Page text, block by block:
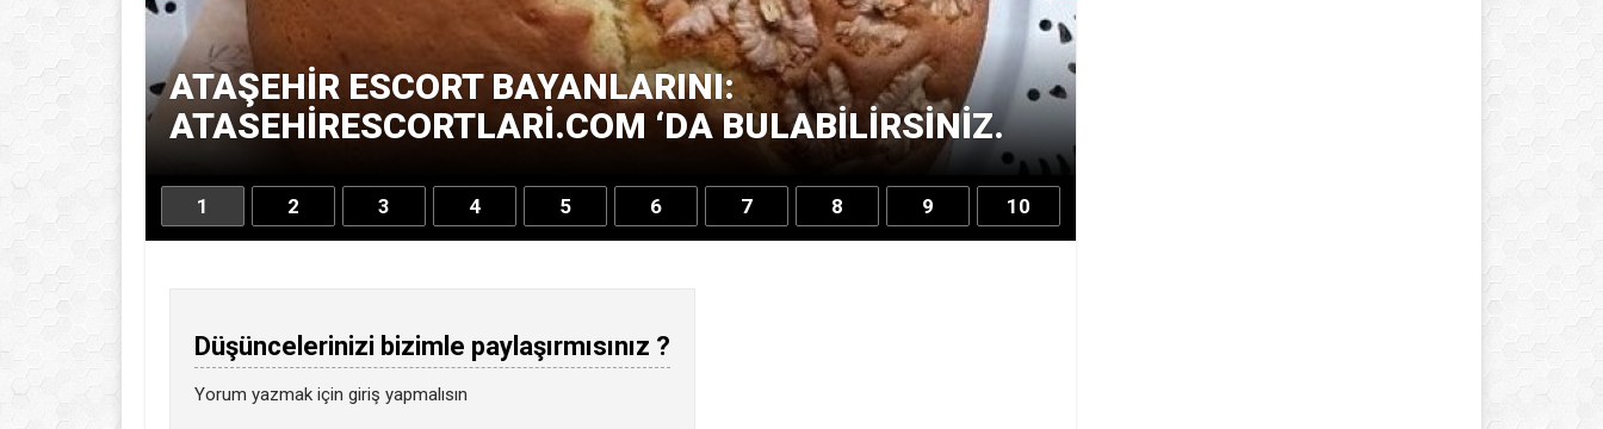
ATAŞEHIR ESCORT BAYANLARINI:
ATASEHIRESCORTLARI.COM ‘DA BULABILIRSINIZ.
1 2 3 4 5 6 7 8 9 10
Düşüncelerinizi bizimle paylaşırmısınız ?
Yorum yazmak için giriş yapmalısın